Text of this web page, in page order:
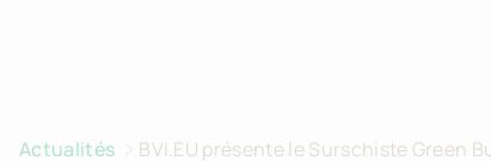
Actualités BVI.EU présente le Surschiste Green